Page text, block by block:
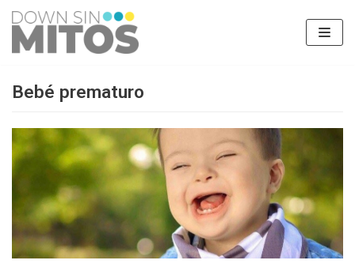
Saltar
al
contenido
Bebé prematuro